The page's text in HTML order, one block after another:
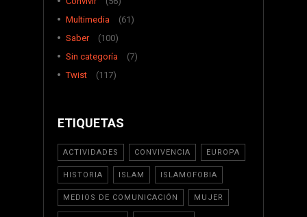
Multimedia
(61)
Saber
(100)
Sin categoría
(7)
Twist
(117)
ETIQUETAS
ACTIVIDADES CONVIVENCIA EUROPA
HISTORIA ISLAM ISLAMOFOBIA
MEDIOS DE COMUNICACIÓN MUJER